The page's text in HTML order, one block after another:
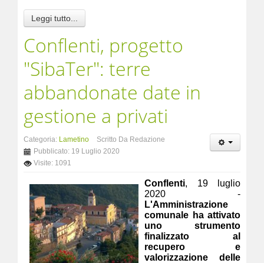
Leggi tutto...
Conflenti, progetto
"SibaTer": terre
abbandonate date in
gestione a privati
Categoria: Lametino
Scritto Da Redazione
Pubblicato: 19 Luglio 2020
Visite: 1091
Conflenti, 19 luglio
2020 -
L'Amministrazione
comunale ha attivato
uno strumento
finalizzato al
recupero e
valorizzazione delle